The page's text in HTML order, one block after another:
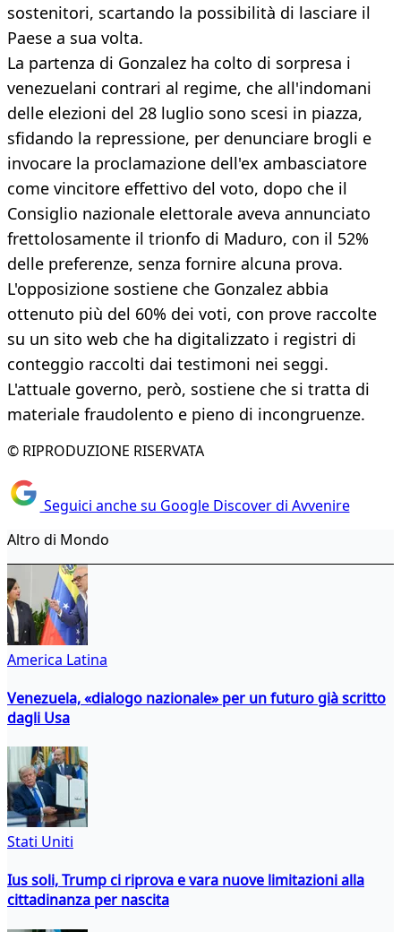
sostenitori, scartando la possibilità di lasciare il
Paese a sua volta.
La partenza di Gonzalez ha colto di sorpresa i
venezuelani contrari al regime, che all'indomani
delle elezioni del 28 luglio sono scesi in piazza,
sfidando la repressione, per denunciare brogli e
invocare la proclamazione dell'ex ambasciatore
come vincitore effettivo del voto, dopo che il
Consiglio nazionale elettorale aveva annunciato
frettolosamente il trionfo di Maduro, con il 52%
delle preferenze, senza fornire alcuna prova.
L'opposizione sostiene che Gonzalez abbia
ottenuto più del 60% dei voti, con prove raccolte
su un sito web che ha digitalizzato i registri di
conteggio raccolti dai testimoni nei seggi.
L'attuale governo, però, sostiene che si tratta di
materiale fraudolento e pieno di incongruenze.
© RIPRODUZIONE RISERVATA
Seguici anche su Google Discover di Avvenire
Altro di Mondo
America Latina
Venezuela, «dialogo nazionale» per un futuro già scritto
dagli Usa
Stati Uniti
Ius soli, Trump ci riprova e vara nuove limitazioni alla
cittadinanza per nascita